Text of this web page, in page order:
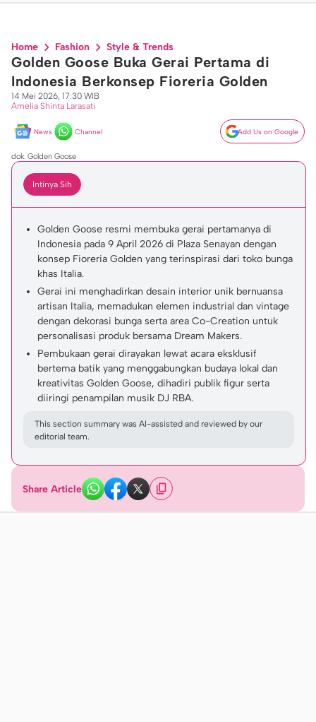
Home Fashion Style & Trends
Golden Goose Buka Gerai Pertama di
Indonesia Berkonsep Fioreria Golden
14 Mei 2026, 17:30 WIB
Amelia Shinta Larasati
News Channel Add Us on Google
dok. Golden Goose
Intinya Sih
Golden Goose resmi membuka gerai pertamanya di
Indonesia pada 9 April 2026 di Plaza Senayan dengan
konsep Fioreria Golden yang terinspirasi dari toko bunga
khas Italia.
Gerai ini menghadirkan desain interior unik bernuansa
artisan Italia, memadukan elemen industrial dan vintage
dengan dekorasi bunga serta area Co-Creation untuk
personalisasi produk bersama Dream Makers.
Pembukaan gerai dirayakan lewat acara eksklusif
bertema batik yang menggabungkan budaya lokal dan
kreativitas Golden Goose, dihadiri publik figur serta
diiringi penampilan musik DJ RBA.
This section summary was AI-assisted and reviewed by our
editorial team.
Share Article